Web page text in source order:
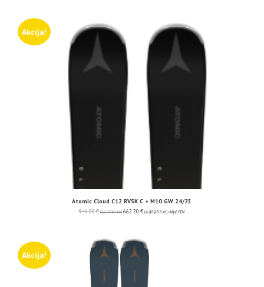
Akcija!
Atomic Cloud C12 RVSK C + M10 GW 24/25
946.00€ (7,127.64 kn) 662.20 € (4,989.35 kn) uključ. PDV
Akcija!